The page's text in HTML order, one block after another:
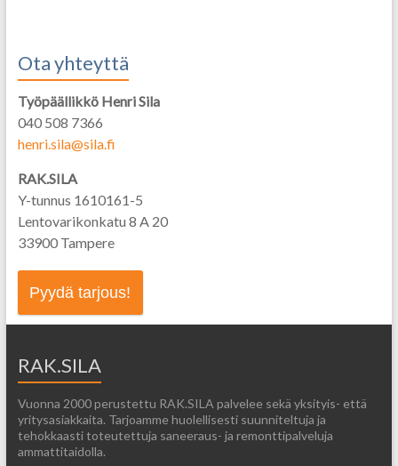
Ota yhteyttä
Työpäällikkö Henri Sila
040 508 7366
henri.sila@sila.fi
RAK.SILA
Y-tunnus 1610161-5
Lentovarikonkatu 8 A 20
33900 Tampere
Pyydä tarjous!
RAK.SILA
Vuonna 2000 perustettu RAK.SILA palvelee sekä yksityis- että
yritysasiakkaita. Tarjoamme huolellisesti suunniteltuja ja
tehokkaasti toteutettuja saneeraus- ja remonttipalveluja
ammattitaidolla.